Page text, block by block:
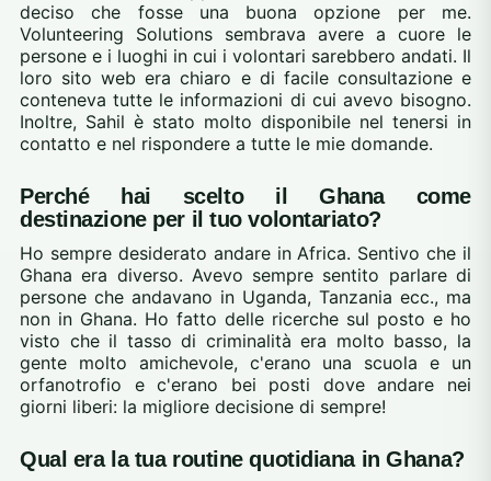
deciso che fosse una buona opzione per me.
Volunteering Solutions sembrava avere a cuore le
persone e i luoghi in cui i volontari sarebbero andati. Il
loro sito web era chiaro e di facile consultazione e
conteneva tutte le informazioni di cui avevo bisogno.
Inoltre, Sahil è stato molto disponibile nel tenersi in
contatto e nel rispondere a tutte le mie domande.
Perché hai scelto il Ghana come
destinazione per il tuo volontariato?
Ho sempre desiderato andare in Africa. Sentivo che il
Ghana era diverso. Avevo sempre sentito parlare di
persone che andavano in Uganda, Tanzania ecc., ma
non in Ghana. Ho fatto delle ricerche sul posto e ho
visto che il tasso di criminalità era molto basso, la
gente molto amichevole, c'erano una scuola e un
orfanotrofio e c'erano bei posti dove andare nei
giorni liberi: la migliore decisione di sempre!
Qual era la tua routine quotidiana in Ghana?